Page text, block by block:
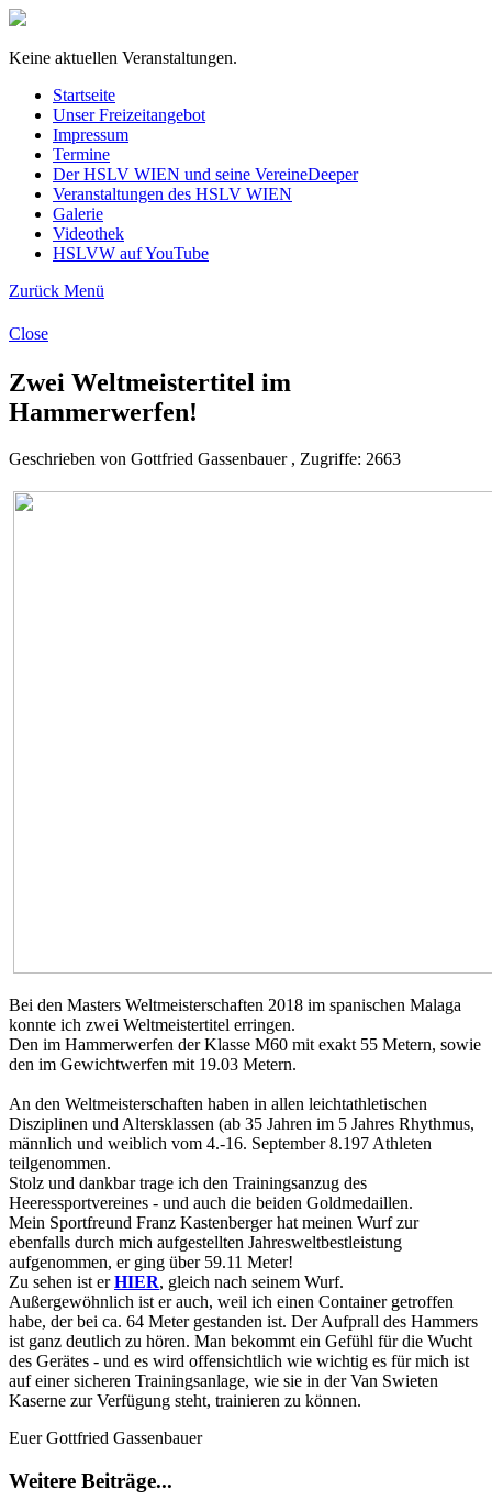
Keine aktuellen Veranstaltungen.
Startseite
Unser Freizeitangebot
Impressum
Termine
Der HSLV WIEN und seine VereineDeeper
Veranstaltungen des HSLV WIEN
Galerie
Videothek
HSLVW auf YouTube
Zurück Menü
Close
Zwei Weltmeistertitel im
Hammerwerfen!
Geschrieben von Gottfried Gassenbauer , Zugriffe: 2663
Bei den Masters Weltmeisterschaften 2018 im spanischen Malaga
konnte ich zwei Weltmeistertitel erringen.
Den im Hammerwerfen der Klasse M60 mit exakt 55 Metern, sowie
den im Gewichtwerfen mit 19.03 Metern.
An den Weltmeisterschaften haben in allen leichtathletischen
Disziplinen und Altersklassen (ab 35 Jahren im 5 Jahres Rhythmus,
männlich und weiblich vom 4.-16. September 8.197 Athleten
teilgenommen.
Stolz und dankbar trage ich den Trainingsanzug des
Heeressportvereines - und auch die beiden Goldmedaillen.
Mein Sportfreund Franz Kastenberger hat meinen Wurf zur
ebenfalls durch mich aufgestellten Jahresweltbestleistung
aufgenommen, er ging über 59.11 Meter!
Zu sehen ist erHIER, gleich nach seinem Wurf.
Außergewöhnlich ist er auch, weil ich einen Container getroffen
habe, der bei ca. 64 Meter gestanden ist. Der Aufprall des Hammers
ist ganz deutlich zu hören. Man bekommt ein Gefühl für die Wucht
des Gerätes - und es wird offensichtlich wie wichtig es für mich ist
auf einer sicheren Trainingsanlage, wie sie in der Van Swieten
Kaserne zur Verfügung steht, trainieren zu können.
Euer Gottfried Gassenbauer
Weitere Beiträge...